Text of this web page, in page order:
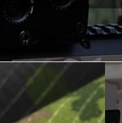
durabilité et résistent aux
Nettoyer sa réplique à
avant toute installation est
décapeur thermique ou un
nécessaire à l'installation
rubrique
TUTOS / VIDEOS